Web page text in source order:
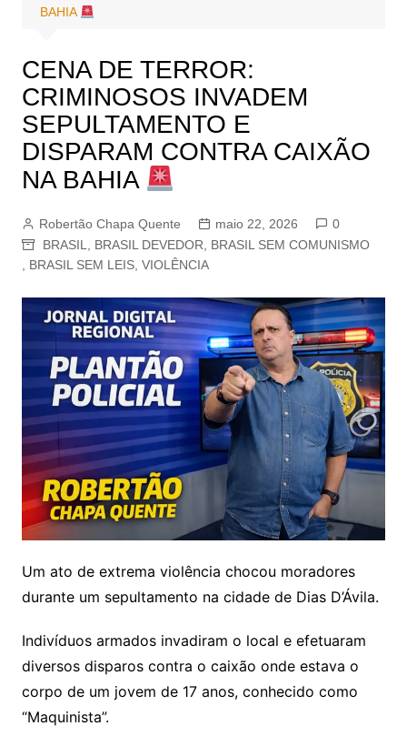
BAHIA
CENA DE TERROR:
CRIMINOSOS INVADEM
SEPULTAMENTO E
DISPARAM CONTRA CAIXÃO
NA BAHIA
Robertão Chapa Quente maio 22, 2026
0
BRASIL, BRASIL DEVEDOR, BRASIL SEM COMUNISMO
, BRASIL SEM LEIS, VIOLÊNCIA
Um ato de extrema violência chocou moradores
durante um sepultamento na cidade de Dias D’Ávila.
Indivíduos armados invadiram o local e efetuaram
diversos disparos contra o caixão onde estava o
corpo de um jovem de 17 anos, conhecido como
“Maquinista”.